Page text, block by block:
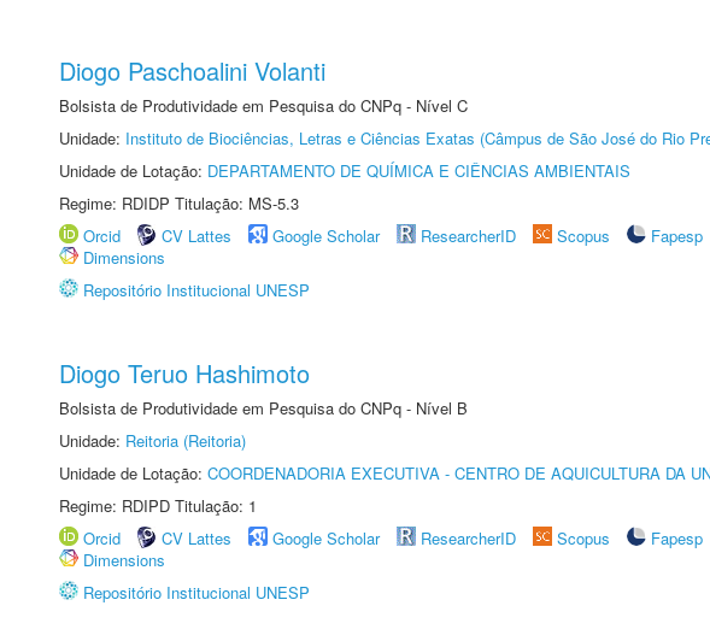
Diogo Paschoalini Volanti
Bolsista de Produtividade em Pesquisa do CNPq - Nível C
Unidade: Instituto de Biociências, Letras e Ciências Exatas (Câmpus de São José do Rio
Unidade de Lotação: DEPARTAMENTO DE QUÍMICA E CIÊNCIAS AMBIENTAIS
Regime: RDIDP Titulação: MS-5.3
Orcid
CV Lattes Google Scholar ResearcherID Scopus
Fapesp
Dimensions
Repositório Institucional UNESP
Diogo Teruo Hashimoto
Bolsista de Produtividade em Pesquisa do CNPq - Nível B
Unidade: Reitoria (Reitoria)
Unidade de Lotação: COORDENADORIA EXECUTIVA - CENTRO DE AQUICULTURA DA
Regime: RDIPD Titulação: 1
Orcid
CV Lattes Google Scholar ResearcherID Scopus
Fapesp
Dimensions
Repositório Institucional UNESP